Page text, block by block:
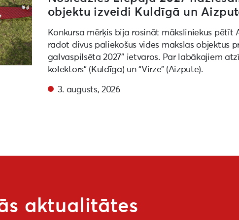
objektu izveidi Kuldīgā un
Konkursa mērķis bija rosināt māksliniekus
radot divus paliekošus vides mākslas objektus
galvaspilsēta 2027” ietvaros. Par labākajiem
kolektors” (Kuldīga) un “Virze” (Aizpute).
3. augusts, 2026
aktualitātes